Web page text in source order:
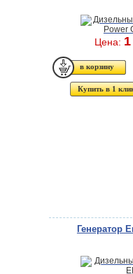
Цена:
Купить в 1
Генератор